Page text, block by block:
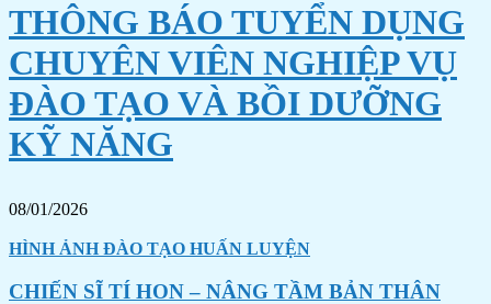
THÔNG BÁO TUYỂN DỤNG
CHUYÊN VIÊN NGHIỆP VỤ
ĐÀO TẠO VÀ BỒI DƯỠNG
KỸ NĂNG
08/01/2026
HÌNH ẢNH ĐÀO TẠO HUẤN LUYỆN
CHIẾN SĨ TÍ HON – NÂNG TẦM BẢN THÂN